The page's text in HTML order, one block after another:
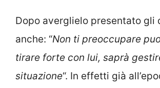
Dopo averglielo presentato gli
anche: “Non ti preoccupare
tirare forte con lui, saprà
situazione“. In effetti già